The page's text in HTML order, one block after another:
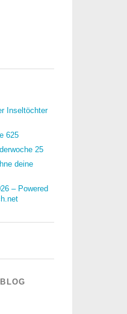
Inseltöchter
625
25
deine
– Powered